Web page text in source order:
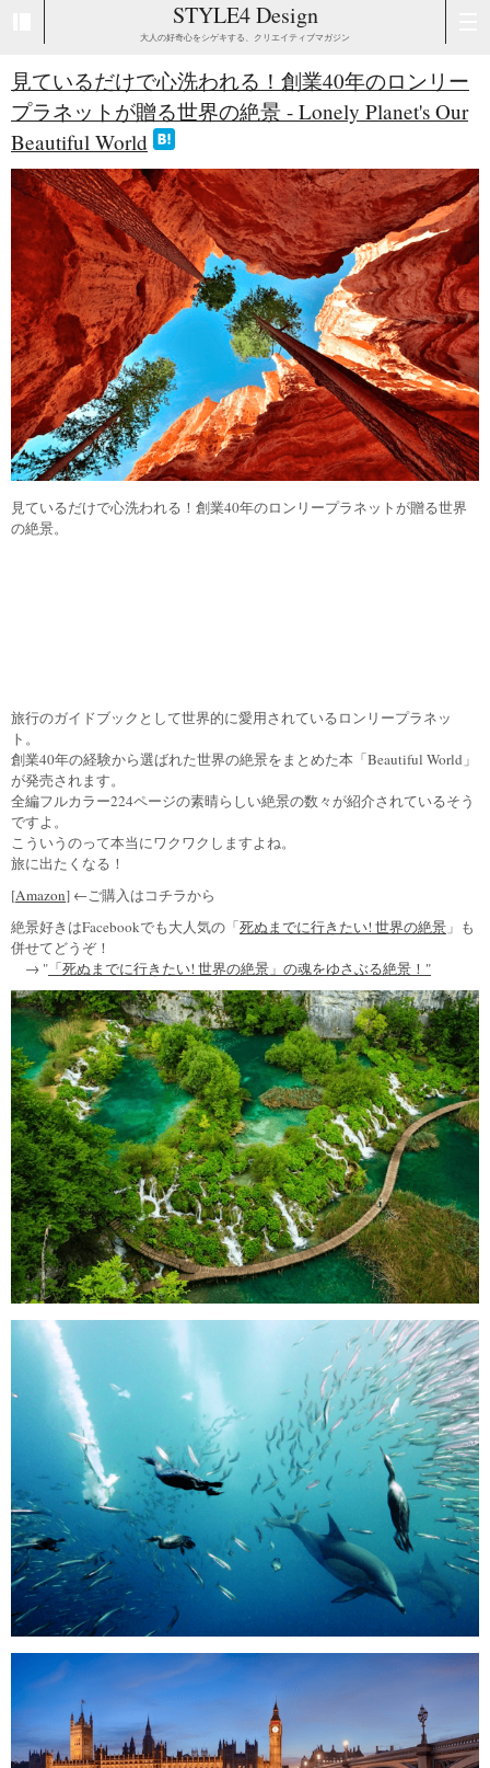
STYLE4 Design
大人の好奇心をシゲキする、クリエイティブマガジン
見ているだけで心洗われる！創業40年のロンリー
プラネットが贈る世界の絶景 - Lonely Planet's Our
Beautiful World
見ているだけで心洗われる！創業40年のロンリープラネットが贈る世界
の絶景。
旅行のガイドブックとして世界的に愛用されているロンリープラネッ
ト。
創業40年の経験から選ばれた世界の絶景をまとめた本「Beautiful World」
が発売されます。
全編フルカラー224ページの素晴らしい絶景の数々が紹介されているそう
ですよ。
こういうのって本当にワクワクしますよね。
旅に出たくなる！
[Amazon] ←ご購入はコチラから
絶景好きはFacebookでも大人気の「死ぬまでに行きたい! 世界の絶景 」も
併せてどうぞ！
→ " 「死ぬまでに行きたい! 世界の絶景」の魂をゆさぶる絶景！"